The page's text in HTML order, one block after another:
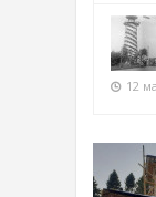
12